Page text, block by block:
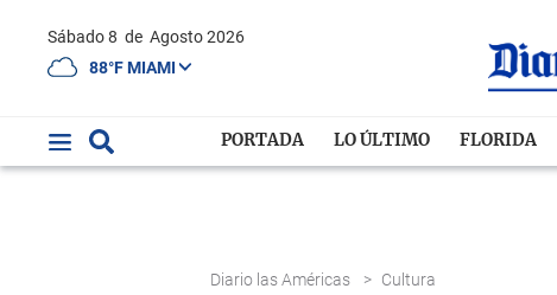
Sábado 8 de Agosto 2026
88°F MIAMI
PORTADA LO ÚLTIMO FLORIDA
Diario las Américas > Cultura